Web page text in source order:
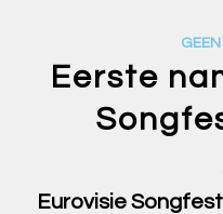
Eerste
Eurovisie